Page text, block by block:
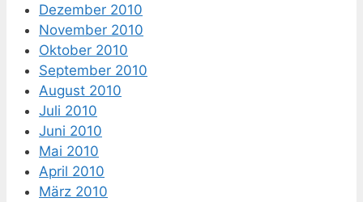
Dezember 2010
November 2010
Oktober 2010
September 2010
August 2010
Juli 2010
Juni 2010
Mai 2010
April 2010
März 2010